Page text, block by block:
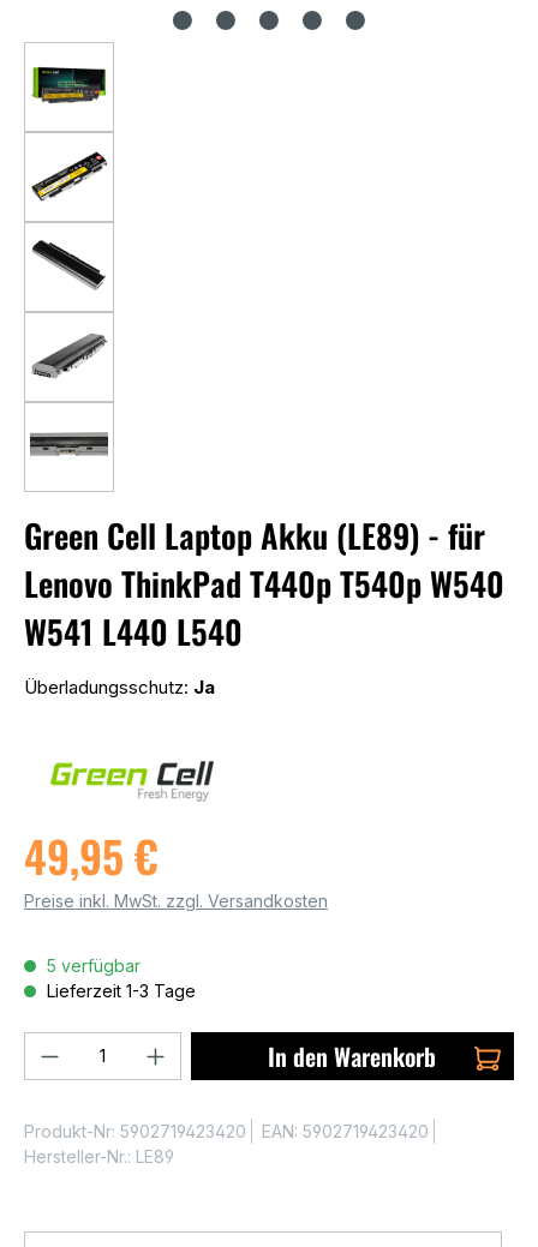
Green Cell Laptop Akku (LE89) - für
Lenovo ThinkPad T440p T540p W540
W541 L440 L540
Überladungsschutz: Ja
49,95 €
Preise inkl. MwSt. zzgl. Versandkosten
5 verfügbar
Lieferzeit 1-3 Tage
Produkt Anzahl: Gib denIn den Warenkorb
Produkt-Nr: 5902719423420 EAN: 5902719423420
Hersteller-Nr.: LE89